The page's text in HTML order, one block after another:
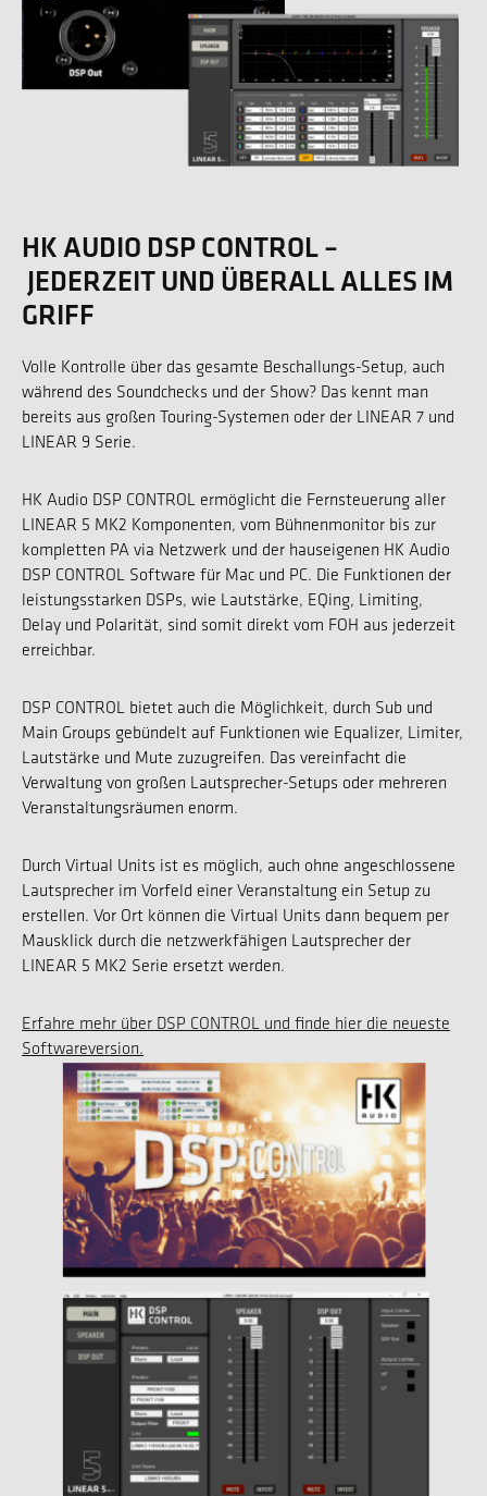
HK AUDIO DSP CONTROL –
JEDERZEIT UND ÜBERALL ALLES IM
GRIFF
Volle Kontrolle über das gesamte Beschallungs-Setup, auch
während des Soundchecks und der Show? Das kennt man
bereits aus großen Touring-Systemen oder der LINEAR 7 und
LINEAR 9 Serie.
HK Audio DSP CONTROL ermöglicht die Fernsteuerung aller
LINEAR 5 MK2 Komponenten, vom Bühnenmonitor bis zur
kompletten PA via Netzwerk und der hauseigenen HK Audio
DSP CONTROL Software für Mac und PC. Die Funktionen der
leistungsstarken DSPs, wie Lautstärke, EQing, Limiting,
Delay und Polarität, sind somit direkt vom FOH aus jederzeit
erreichbar.
DSP CONTROL bietet auch die Möglichkeit, durch Sub und
Main Groups gebündelt auf Funktionen wie Equalizer, Limiter,
Lautstärke und Mute zuzugreifen. Das vereinfacht die
Verwaltung von großen Lautsprecher-Setups oder mehreren
Veranstaltungsräumen enorm.
Durch Virtual Units ist es möglich, auch ohne angeschlossene
Lautsprecher im Vorfeld einer Veranstaltung ein Setup zu
erstellen. Vor Ort können die Virtual Units dann bequem per
Mausklick durch die netzwerkfähigen Lautsprecher der
LINEAR 5 MK2 Serie ersetzt werden.
Erfahre mehr über DSP CONTROL und finde hier die neueste
Softwareversion.